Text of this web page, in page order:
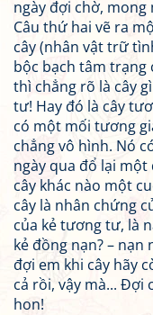
ngày đợi chờ, mong
Câu thứ hai vẽ ra
cây (nhân vật trữ
bộc bạch tâm trạng
thì chẳng rõ là cây
tư! Hay đó là cây
có một mối tương
chẳng vô hình. Nó
ngày qua đổ lại
cây khác nào một
cây là nhân chứng
của kẻ tương tư, là
kẻ đồng nạn? –
đợi em khi cây hãy
cả rồi, vậy mà... Đợi
hon!